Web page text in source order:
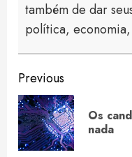
também de dar
política,
Continue
Reading
Previous
Os
nada